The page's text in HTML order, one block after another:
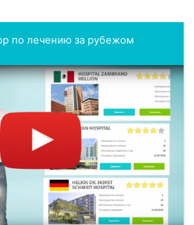
по лечению за рубежом